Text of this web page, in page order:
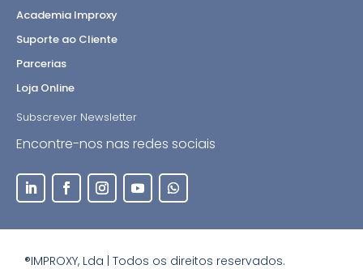
Academia Improxy
Suporte ao Cliente
Parcerias
Loja Online
Subscrever Newsletter
Encontre-nos nas redes sociais
®IMPROXY, Lda | Todos os direitos reservados.